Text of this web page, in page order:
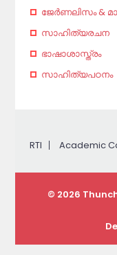
ജേര്‍ണലിസം &
സാഹിത്യരചന
ഭാഷാശാസ്ത്രം
സാഹിത്യപഠനം
RTI Academic
© 2026